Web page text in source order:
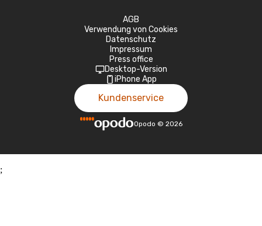
AGB
Verwendung von Cookies
Datenschutz
Impressum
Press office
Desktop-Version
iPhone App
Kundenservice
Opodo © 2026
;